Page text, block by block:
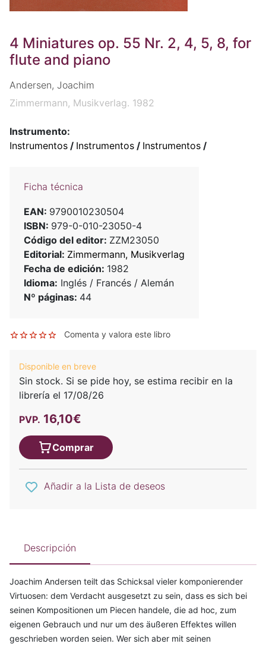
4 Miniatures op. 55 Nr. 2, 4, 5, 8, for
flute and piano
Andersen, Joachim
Zimmermann, Musikverlag. 1982
Instrumento:
Instrumentos / Instrumentos / Instrumentos /
Ficha técnica
EAN: 9790010230504
ISBN: 979-0-010-23050-4
Código del editor: ZZM23050
Editorial: Zimmermann, Musikverlag
Fecha de edición: 1982
Idioma: Inglés / Francés / Alemán
Nº páginas: 44
Comenta y valora este libro
Disponible en breve
Sin stock. Si se pide hoy, se estima recibir en la
librería el 17/08/26
PVP. 16,10€
Comprar
Añadir a la Lista de deseos
Descripción
Joachim Andersen teilt das Schicksal vieler komponierender
Virtuosen: dem Verdacht ausgesetzt zu sein, dass es sich bei
seinen Kompositionen um Piecen handele, die ad hoc, zum
eigenen Gebrauch und nur um des äußeren Effektes willen
geschrieben worden seien. Wer sich aber mit seinen